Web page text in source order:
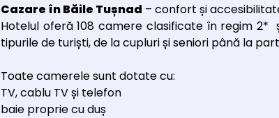
Cazare în Băile Tușnad – confort și
Hotelul oferă 108 camere clasificate în regim
tipurile de turiști, de la cupluri și seniori până la
Toate camerele sunt dotate cu:
TV, cablu TV și telefon
baie proprie cu duș